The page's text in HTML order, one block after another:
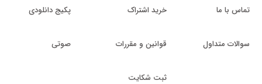
تماس با ما
سوالات متداول
خرید اشتراک
قوانین و مقررات
ثبت شکایت
پکیج دانلودی
صوتی